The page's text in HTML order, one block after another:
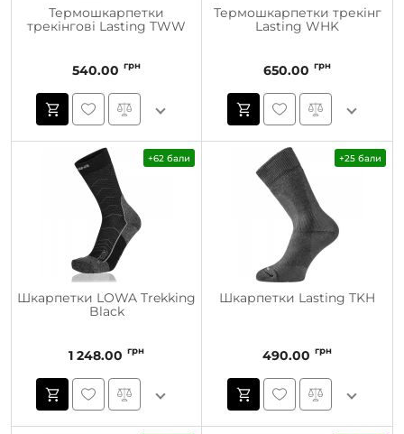
Термошкарпетки
трекінгові Lasting TWW
540.00 грн
Термошкарпетки трекінг
Lasting WHK
650.00 грн
+62 бали
Шкарпетки LOWA Trekking
Black
1 248.00 грн
+25 бали
Шкарпетки Lasting TKH
490.00 грн